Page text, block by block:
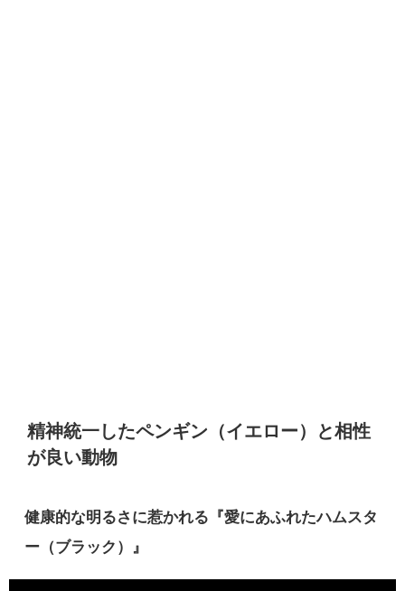
精神統一したペンギン（イエロー）と相性
が良い動物
健康的な明るさに惹かれる『愛にあふれたハムスタ
ー（ブラック）』